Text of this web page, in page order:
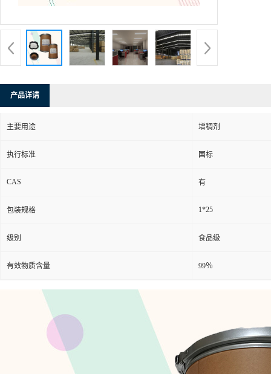
产品详请
主要用途 增稠剂
执行标准 国标
CAS 有
包装规格 1*25
级别 食品级
有效物质含量 99％